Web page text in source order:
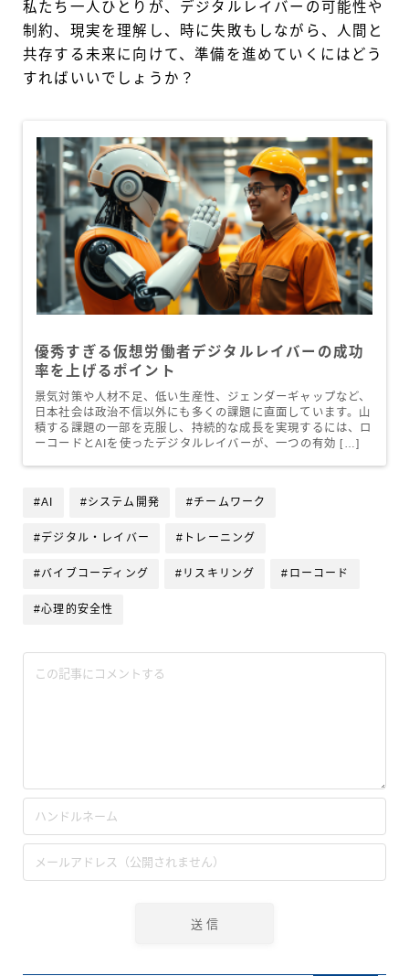
私たち一人ひとりが、デジタルレイバーの可能性や
制約、現実を理解し、時に失敗もしながら、人間と
共存する未来に向けて、準備を進めていくにはどう
すればいいでしょうか？
優秀すぎる仮想労働者デジタルレイバーの成功
率を上げるポイント
景気対策や人材不足、低い生産性、ジェンダーギャップなど、
日本社会は政治不信以外にも多くの課題に直面しています。山
積する課題の一部を克服し、持続的な成長を実現するには、ロ
ーコードとAIを使ったデジタルレイバーが、一つの有効 […]
#AI #システム開発 #チームワーク
#デジタル・レイバー #トレーニング
#バイブコーディング #リスキリング #ローコード
#心理的安全性